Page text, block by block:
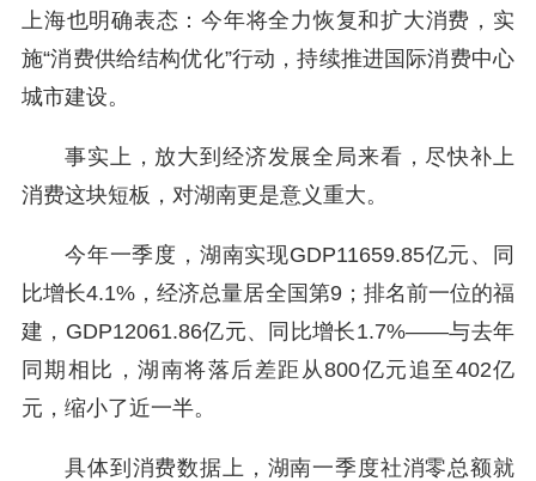
上海也明确表态：今年将全力恢复和扩大消费，实
施“消费供给结构优化”行动，持续推进国际消费中心
城市建设。
事实上，放大到经济发展全局来看，尽快补上
消费这块短板，对湖南更是意义重大。
今年一季度，湖南实现GDP11659.85亿元、同
比增长4.1%，经济总量居全国第9；排名前一位的福
建，GDP12061.86亿元、同比增长1.7%——与去年
同期相比，湖南将落后差距从800亿元追至402亿
元，缩小了近一半。
具体到消费数据上，湖南一季度社消零总额就